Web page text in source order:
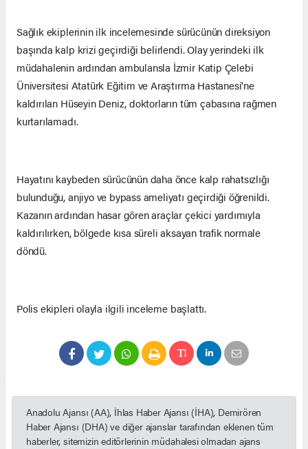
Sağlık ekiplerinin ilk incelemesinde sürücünün direksiyon
başında kalp krizi geçirdiği belirlendi. Olay yerindeki ilk
müdahalenin ardından ambulansla İzmir Katip Çelebi
Üniversitesi Atatürk Eğitim ve Araştırma Hastanesi'ne
kaldırılan Hüseyin Deniz, doktorların tüm çabasına rağmen
kurtarılamadı.
Hayatını kaybeden sürücünün daha önce kalp rahatsızlığı
bulunduğu, anjiyo ve bypass ameliyatı geçirdiği öğrenildi.
Kazanın ardından hasar gören araçlar çekici yardımıyla
kaldırılırken, bölgede kısa süreli aksayan trafik normale
döndü.
Polis ekipleri olayla ilgili inceleme başlattı.
Anadolu Ajansı (AA), İhlas Haber Ajansı (İHA), Demirören
Haber Ajansı (DHA) ve diğer ajanslar tarafından eklenen tüm
haberler, sitemizin editörlerinin müdahalesi olmadan ajans